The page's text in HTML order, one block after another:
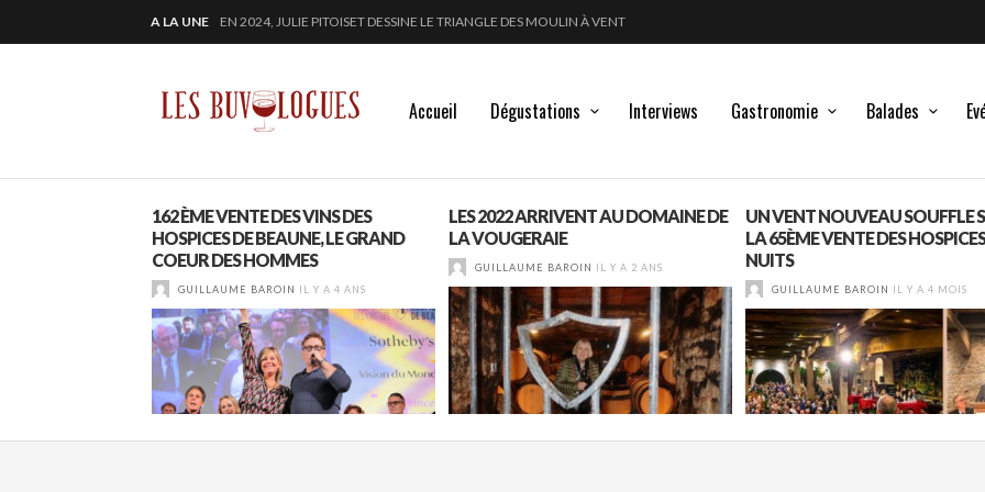
A LA UNE
« SECRET D’OCÉAN » : LA MAISON BICHOT REPOUSSE LES FRONTIÈRES DE L’ÉLEVAGE DU VIN
Accueil Dégustations Interviews Gastronomie Balades
162 ÈME VENTE DES VINS DES
HOSPICES DE BEAUNE, LE GRAND
COEUR DES HOMMES
GUILLAUME BAROIN IL Y A 4 ANS
LES 2022 ARRIVENT AU DOMAINE DE
LA VOUGERAIE
GUILLAUME BAROIN IL Y A 2 ANS
UN VENT NOUVEAU SOUFFLE
LA 65ÈME VENTE DES
NUITS
GUILLAUME BAROIN IL Y A 4 MOIS